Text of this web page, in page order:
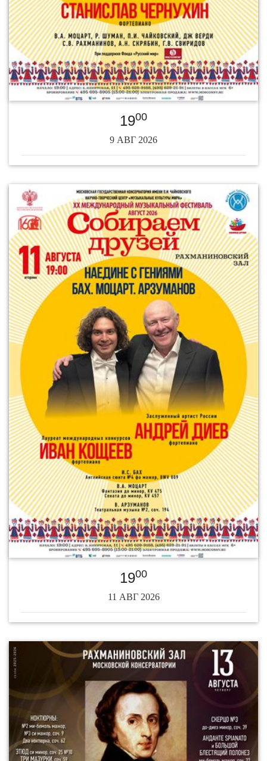
1900
9 АВГ 2026
1900
11 АВГ 2026